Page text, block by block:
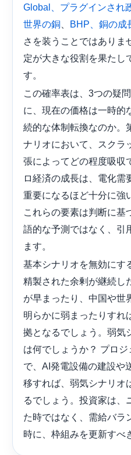
Global、プラグインされ
世界の銅
BHP、銅の成
さを装うことではありま
定が大きな役割を果たし
す。
この確率表は、3つの疑
に、現在の価格は一時的
続的な体制転換なのか。
ナリオにおいて、スクラ
張によってどの程度吸収
ロ経済の成長は、電化需
重要になるほど十分に強
これらの要素は判断に基
語的な予測ではなく、引
ます。
基本シナリオを無効にす
精製された余剰が継続し
が早まったり、中国や世
明らかに弱まったりすれ
拠となるでしょう。弱気
は何でしょうか？ プロ
で、AI発電設備の建設や
移すれば、弱気シナリオ
るでしょう。投資家は、
た時ではなく、需給バラ
時に、枠組みを更新すべ